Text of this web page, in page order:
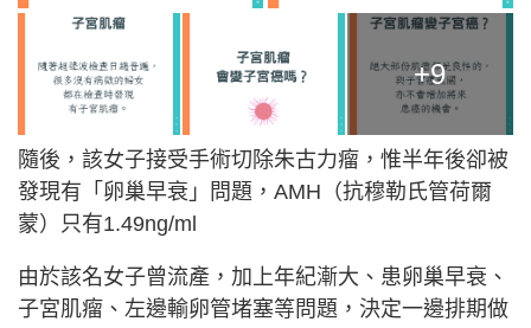
+9
隨後，該女子接受手術切除朱古力瘤，惟半年後卻被
發現有「卵巢早衰」問題，AMH（抗穆勒氏管荷爾
蒙）只有1.49ng/ml
由於該名女子曾流產，加上年紀漸大、患卵巢早衰、
子宮肌瘤、左邊輸卵管堵塞等問題，決定一邊排期做